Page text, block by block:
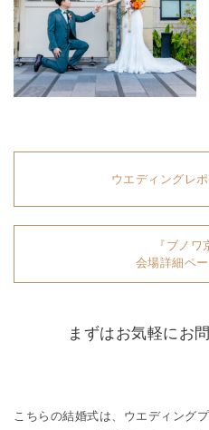
ウエディングレ
『ブノ
会場詳細ペ
まずはお気軽にお
こちらの結婚式は、ウエディング